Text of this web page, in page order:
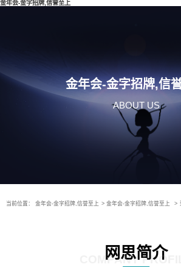
金年会-金字招牌,信誉至上
金年会-金字招牌,信
ABOUT US
当前位置： 金年会-金字招牌,信誉至上 > 金年会-金字招牌,信誉至上 >
网思简介
COMPANY